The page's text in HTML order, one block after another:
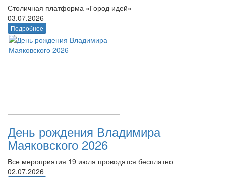
Столичная платформа «Город идей»
03.07.2026
Подробнее
День рождения Владимира
Маяковского 2026
Все мероприятия 19 июля проводятся бесплатно
02.07.2026